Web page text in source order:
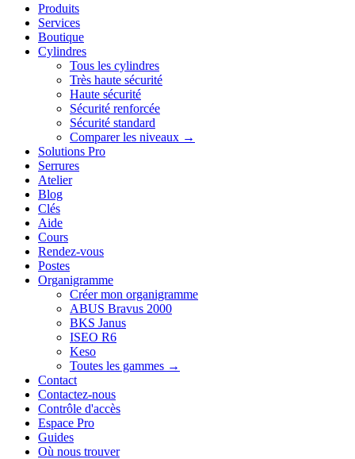
Produits
Services
Boutique
Cylindres
Tous les cylindres
Très haute sécurité
Haute sécurité
Sécurité renforcée
Sécurité standard
Comparer les niveaux →
Solutions Pro
Serrures
Atelier
Blog
Clés
Aide
Cours
Rendez-vous
Postes
Organigramme
Créer mon organigramme
ABUS Bravus 2000
BKS Janus
ISEO R6
Keso
Toutes les gammes →
Contact
Contactez-nous
Contrôle d'accès
Espace Pro
Guides
Où nous trouver